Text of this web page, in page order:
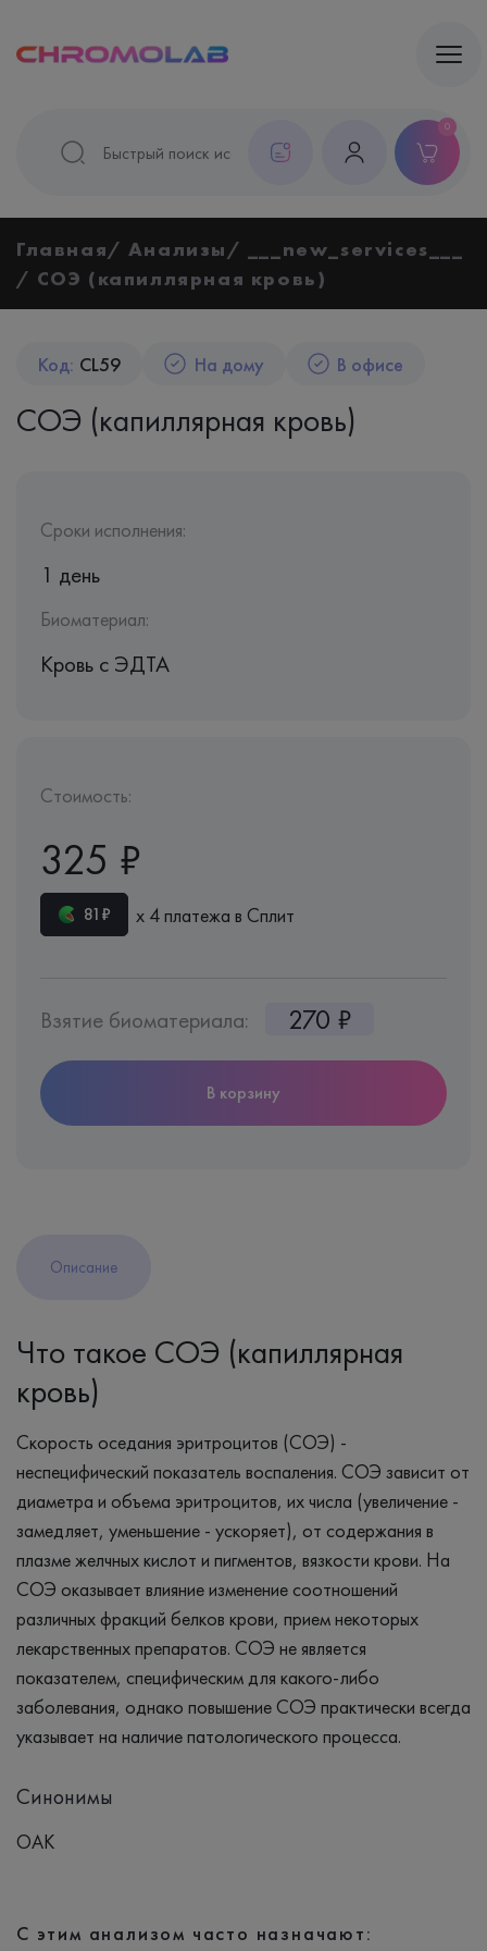
0
Главная Анализы
___new_services___
СОЭ (капиллярная кровь)
Код: CL59 На дому В офисе
СОЭ (капиллярная кровь)
Сроки исполнения:
1 день
Биоматериал:
Кровь c ЭДТА
Стоимость:
325 ₽
81₽ х 4 платежа в Сплит
Взятие биоматериала: 270 ₽
В корзину
Описание
Что такое СОЭ (капиллярная
кровь)
Скорость оседания эритроцитов (СОЭ) -
неспецифический показатель воспаления. СОЭ зависит от
диаметра и объема эритроцитов, их числа (увеличение -
замедляет, уменьшение - ускоряет), от содержания в
плазме желчных кислот и пигментов, вязкости крови. На
СОЭ оказывает влияние изменение соотношений
различных фракций белков крови, прием некоторых
лекарственных препаратов. СОЭ не является
показателем, специфическим для какого-либо
заболевания, однако повышение СОЭ практически всегда
указывает на наличие патологического процесса.
Синонимы
ОАК
С этим анализом часто назначают: